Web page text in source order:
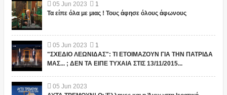
05 Jun 2023
1
Τα είπε όλα με μιας ! Τους άφησε όλους άφωνους
05 Jun 2023
1
"ΣΧΕΔΙΟ ΛΕΩΝΙΔΑΣ": ΤΙ ΕΤΟΙΜΑΖΟΥΝ ΓΙΑ ΤΗΝ ΠΑΤΡΙΔΑ
ΜΑΣ... ; ΔΕΝ ΤΑ ΕΙΠΕ ΤΥΧΑΙΑ ΣΤΙΣ 13/11/2015...
05 Jun 2023